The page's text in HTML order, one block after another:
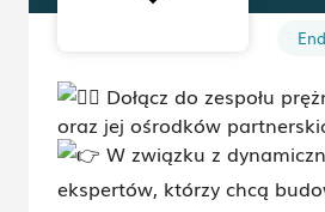
Dołącz do zespołu
oraz jej ośrodków
W związku z
ekspertów, którzy chcą